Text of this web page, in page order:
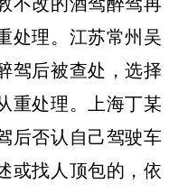
处理。江苏常州吴
驾后被查处，选择
重处理。上海丁某
后否认自己驾驶车
或找人顶包的，依